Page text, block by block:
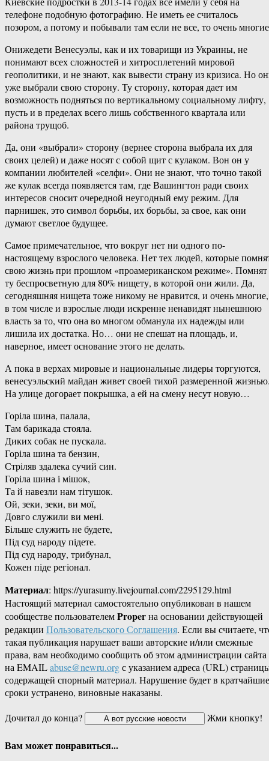
телефоне подобную фотографию. Не иметь ее считалось
позором, а потому и побывали там если не все, то очень
Онижедети Венесуэлы, как и их товарищи из Украины, не
понимают всех сложностей и хитросплетений мировой
геополитики, и не знают, как вывести страну из кризиса. Но
уже выбрали свою сторону. Ту сторону, которая дает им
возможность подняться по вертикальному социальному лифту,
пусть и в пределах всего лишь собственного квартала или
района трущоб.
Да, они «выбрали» сторону (вернее сторона выбрала их для
своих целей) и даже носят с собой щит с кулаком. Вон он у
компании любителей «селфи». Они не знают, что точно такой
же кулак всегда появляется там, где Вашингтон ради своих
интересов сносит очередной неугодный ему режим. Для
парнишек, это символ борьбы, их борьбы, за свое, как они
думают светлое будущее.
Самое примечательное, что вокруг нет ни одного по-
настоящему взрослого человека. Нет тех людей, которые
свою жизнь при прошлом «проамериканском режиме». Помнят
ту беспросветную для 80% нищету, в которой они жили. Да,
сегодняшняя нищета тоже никому не нравится, и очень многие,
в том числе и взрослые люди искренне ненавидят нынешнюю
власть за то, что она во многом обманула их надежды или
лишила их достатка. Но… они не спешат на площадь, и,
наверное, имеет основание этого не делать.
А пока в верхах мировые и национальные лидеры торгуются,
венесуэльский майдан живет своей тихой размеренной
На улице догорает покрышка, а ей на смену несут новую…
Горіла шина, палала,
Там барикада стояла.
Диких собак не пускала.
Горіла шина та бензин,
Стріляв здалека сучий син.
Горіла шина і мішок,
Та й навезли нам тітушок.
Ой, зеки, зеки, ви мої,
Довго служили ви мені.
Більше служить не будете,
Під суд народу підете.
Під суд народу, трибунал,
Кожен піде регіонал.
Материал: https://yurasumy.livejournal.com/2295129.html
Настоящий материал самостоятельно опубликован в нашем
сообществе пользователемProperна основании действующей
редакции Пользовательского Соглашения. Если вы считаете,
такая публикация нарушает ваши авторские и/или смежные
права, вам необходимо сообщить об этом администрации сайта
на EMAILabuse@newru.orgс указанием адреса (URL)
содержащей спорный материал. Нарушение будет в кратчайшие
сроки устранено, виновные наказаны.
Дочитал до конца?
Жми кнопку!
Вам может понравиться...